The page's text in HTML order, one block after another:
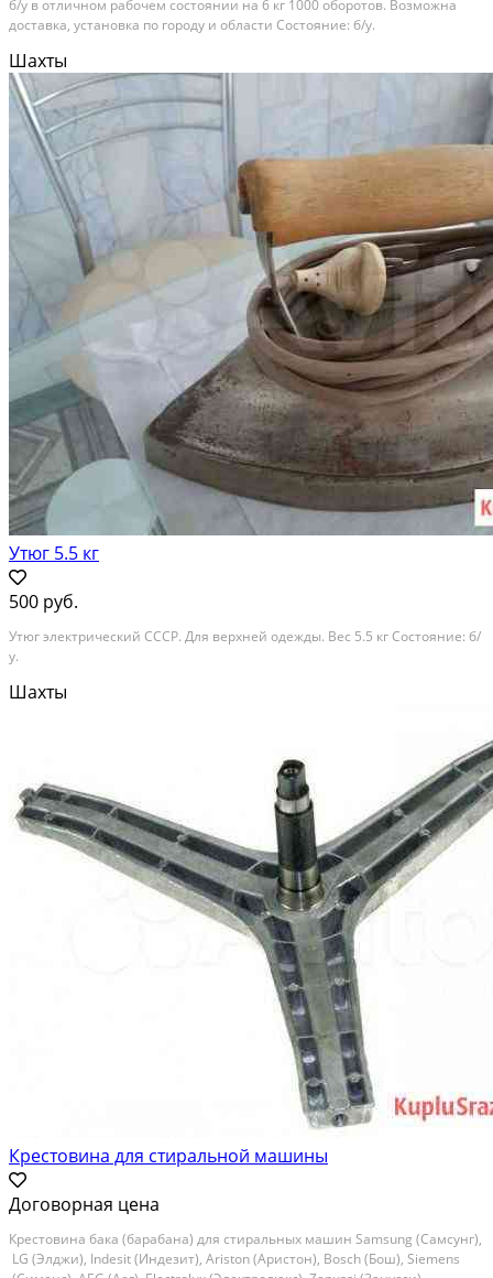
б/у в отличном рабочем состоянии на 6 кг 1000 оборотов. Возможна
доставка, установка по городу и области Состояние: б/у.
Шахты
Утюг 5.5 кг
500 руб.
Утюг электрический СССР. Для верхней одежды. Вес 5.5 кг Состояние: б/
у.
Шахты
Крестовина для стиральной машины
Договорная цена
Крестовина бака (барабана) для стиральных машин Samsung (Самсунг),
LG (Элджи), Indesit (Индезит), Ariston (Аристон), Bosch (Бош), Siemens